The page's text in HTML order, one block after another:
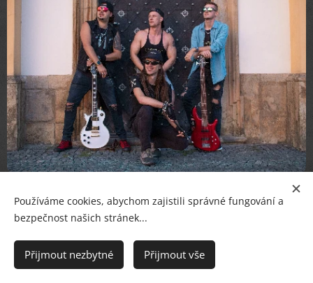
Utopie
pouze autorská tvorba
rock
Používáme cookies, abychom zajistili správné fungování a
bezpečnost našich stránek...
Přijmout nezbytné Přijmout vše